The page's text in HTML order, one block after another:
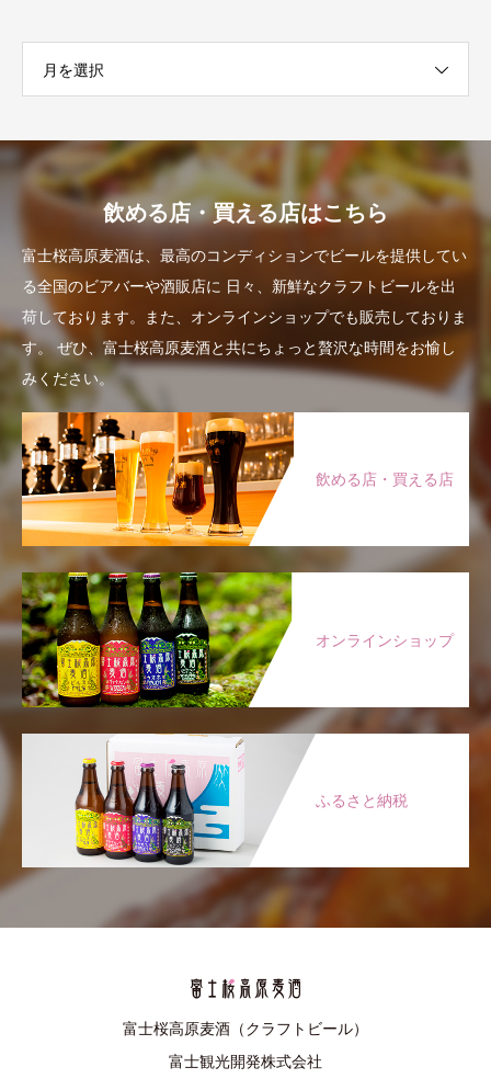
月を選択
飲める店・買える店はこちら
富士桜高原麦酒は、最高のコンディションでビールを提供してい
る全国のビアバーや酒販店に 日々、新鮮なクラフトビールを出
荷しております。また、オンラインショップでも販売しておりま
す。ぜひ、富士桜高原麦酒と共にちょっと贅沢な時間をお愉し
みください。
飲める店・買える店
オンラインショップ
ふるさと納税
富士桜高原麦酒（クラフトビール）
富士観光開発株式会社